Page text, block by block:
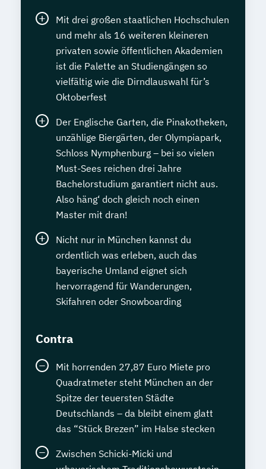
Mit drei großen staatlichen Hochschulen
und mehr als 16 weiteren kleineren
privaten sowie öffentlichen Akademien
ist die Palette an Studiengängen so
vielfältig wie die Dirndlauswahl für’s
Oktoberfest
Der Englische Garten, die Pinakotheken,
unzählige Biergärten, der Olympiapark,
Schloss Nymphenburg – bei so vielen
Must-Sees reichen drei Jahre
Bachelorstudium garantiert nicht aus.
Also häng‘ doch gleich noch einen
Master mit dran!
Nicht nur in München kannst du
ordentlich was erleben, auch das
bayerische Umland eignet sich
hervorragend für Wanderungen,
Skifahren oder Snowboarding
Contra
Mit horrenden 27,87 Euro Miete pro
Quadratmeter steht München an der
Spitze der teuersten Städte
Deutschlands – da bleibt einem glatt
das “Stück Brezen” im Halse stecken
Zwischen Schicki-Micki und